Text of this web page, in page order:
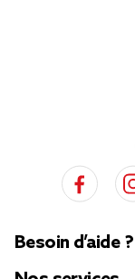
Besoin d’aide ?